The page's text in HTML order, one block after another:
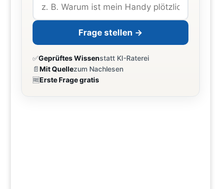
Frage stellen →
✅Geprüftes Wissenstatt KI-Raterei
📄Mit Quellezum Nachlesen
🆓Erste Frage gratis